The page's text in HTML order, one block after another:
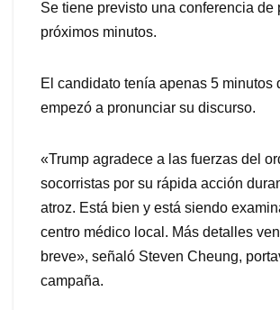
Se tiene previsto una conferencia de
próximos minutos.
El candidato tenía apenas 5 minutos
empezó a pronunciar su discurso.
«Trump agradece a las fuerzas del
socorristas por su rápida acción
atroz. Está bien y está siendo
centro médico local. Más detalles
breve», señaló Steven Cheung,
campaña.